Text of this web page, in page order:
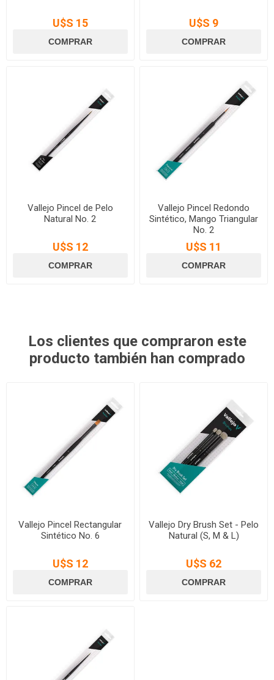
U$S 15 U$S 9
Vallejo Pincel de Pelo
Natural No. 2
U$S 12
Vallejo Pincel Redondo
Sintético, Mango Triangular
No. 2
U$S 11
Los clientes que compraron este
producto también han comprado
Vallejo Pincel Rectangular
Sintético No. 6
U$S 12
Vallejo Dry Brush Set - Pelo
Natural (S, M & L)
U$S 62